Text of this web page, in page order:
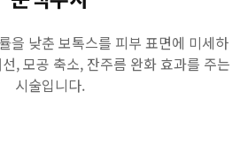
을 낮춘 보톡스를 피부 표면에 미세하
, 모공 축소, 잔주름 완화 효과를 주는
시술입니다.